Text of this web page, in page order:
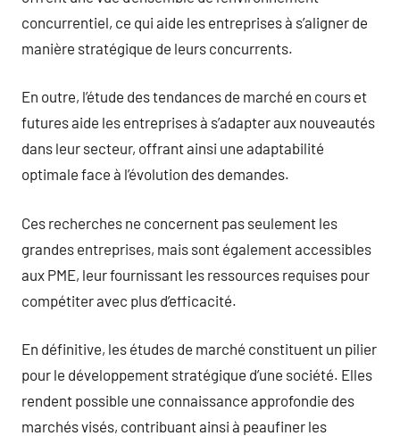
concurrentiel, ce qui aide les entreprises à s’aligner de
manière stratégique de leurs concurrents.
En outre, l’étude des tendances de marché en cours et
futures aide les entreprises à s’adapter aux nouveautés
dans leur secteur, offrant ainsi une adaptabilité
optimale face à l’évolution des demandes.
Ces recherches ne concernent pas seulement les
grandes entreprises, mais sont également accessibles
aux PME, leur fournissant les ressources requises pour
compétiter avec plus d’efficacité.
En définitive, les études de marché constituent un pilier
pour le développement stratégique d’une société. Elles
rendent possible une connaissance approfondie des
marchés visés, contribuant ainsi à peaufiner les